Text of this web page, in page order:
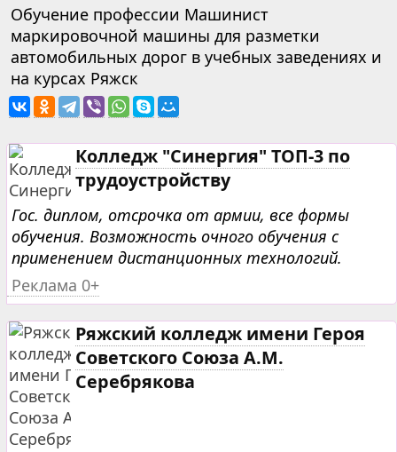
Обучение профессии Машинист
маркировочной машины для разметки
автомобильных дорог в учебных заведениях и
на курсах Ряжск
Колледж "Синергия" ТОП-3 по
трудоустройству
Гос. диплом, отсрочка от армии, все формы
обучения. Возможность очного обучения с
применением дистанционных технологий.
Реклама 0+
Ряжский колледж имени Героя
Советского Союза А.М.
Серебрякова